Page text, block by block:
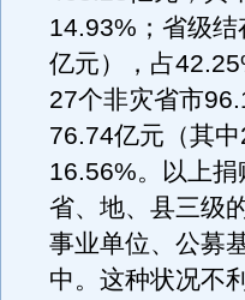
14.93%；省级
亿元），占
27个非灾省市
76.74亿元（其
16.56%。以上
省、地、县三级
事业单位、公募
中。这种状况不